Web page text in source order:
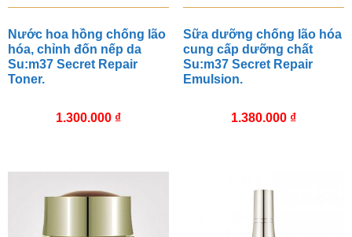
Nước hoa hồng chống lão
hóa, chỉnh đốn nếp da
Su:m37 Secret Repair
Toner.
1.300.000 ₫
Sữa dưỡng chống lão hóa
cung cấp dưỡng chất
Su:m37 Secret Repair
Emulsion.
1.380.000 ₫